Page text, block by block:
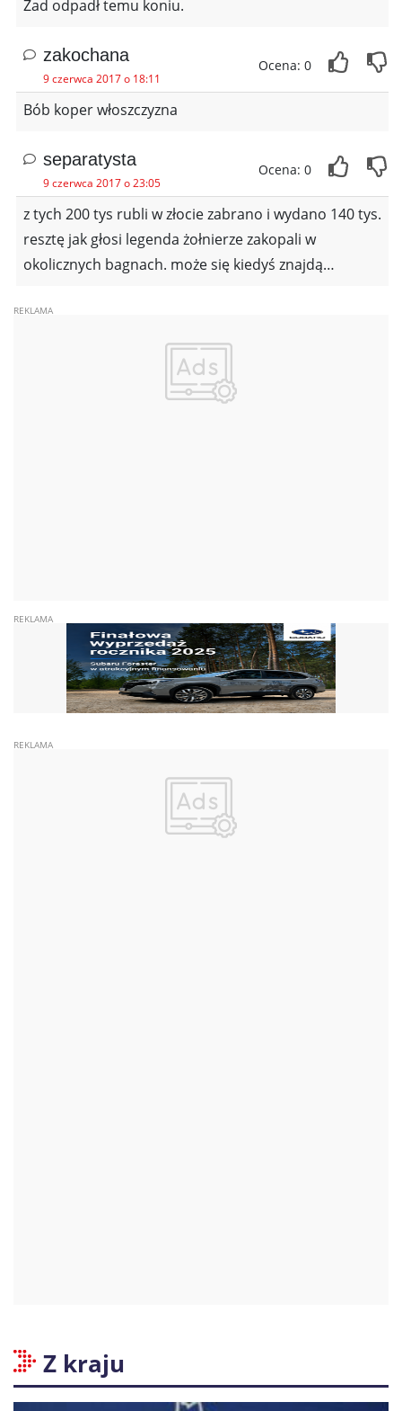
Zad odpadł temu koniu.
zakochana
9 czerwca 2017 o 18:11
Ocena: 0
Bób koper włoszczyzna
separatysta
9 czerwca 2017 o 23:05
Ocena: 0
z tych 200 tys rubli w złocie zabrano i wydano 140 tys.
resztę jak głosi legenda żołnierze zakopali w
okolicznych bagnach. może się kiedyś znajdą…
Z kraju